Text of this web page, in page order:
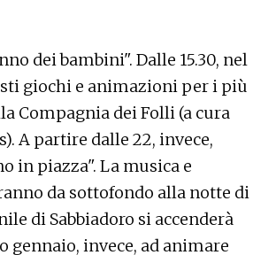
dei bambini". Dalle 15.30, nel
giochi e animazioni per i più
Compagnia dei Folli (a cura
A partire dalle 22, invece,
in piazza". La musica e
da sottofondo alla notte di
di Sabbiadoro si accenderà
invece, ad animare